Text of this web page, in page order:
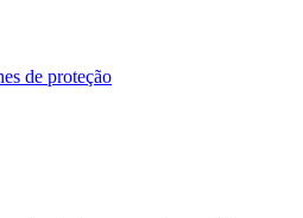
de proteção